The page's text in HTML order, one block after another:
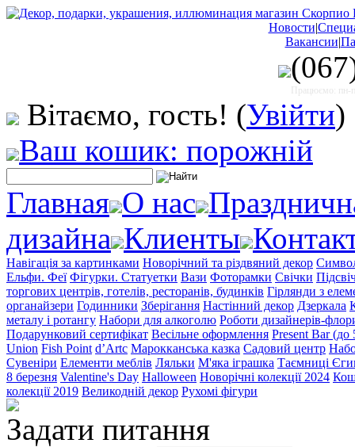
Новости|
Вакансии|
Працюємо: пн-
Вітаємо, гость! (Увійти)
Ваш кошик: порожній
Главная О нас
дизайна Клиенты
Навігація за картинками Новорічний та різдвяний декор
Ельфи. Феї Фігурки. Статуетки Вази Фоторамки Свічки
торгових центрів, готелів, ресторанів, будинків Гірлянди з
органайзери Годинники Зберігання Настінний декор Дзеркала
металу і ротангу Набори для алкоголю Роботи дизайнерів-
Подарунковий сертифікат Весільне оформлення Present Bar (до
Union Fish Point d’Artc Марокканська казка Садовий центр
Сувеніри Елементи меблів Ляльки М'яка іграшка Таємниці
8 березня Valentine's Day Halloween Новорічні колекції 2024
колекції 2019 Великодній декор Рухомі фігури
Задати питання